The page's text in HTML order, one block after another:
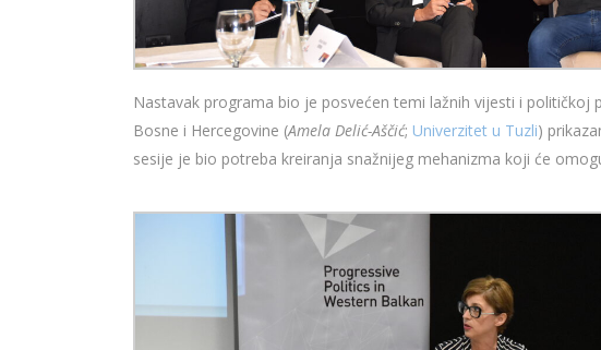
Nastavak programa bio je posvećen temi lažnih vijesti i političkoj
Bosne i Hercegovine (Amela Delić-Aščić; Univerzitet u Tuzli)
sesije je bio potreba kreiranja snažnijeg mehanizma koji će